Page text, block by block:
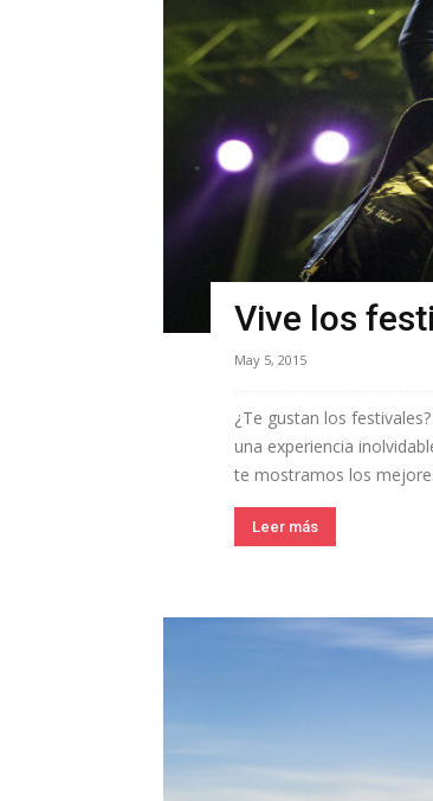
Vive los
May 5, 2015
¿Te gustan los
una experiencia
te mostramos los
Leer más